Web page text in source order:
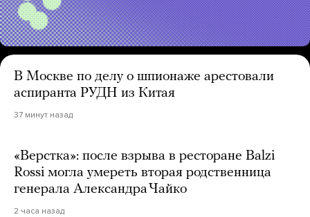
В Москве по делу о шпионаже арестовали
аспиранта РУДН из Китая
37 минут назад
«Верстка»: после взрыва в ресторане Balzi
Rossi могла умереть вторая родственница
генерала Александра Чайко
2 часа назад